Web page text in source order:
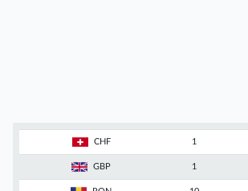
CHF 1
GBP 1